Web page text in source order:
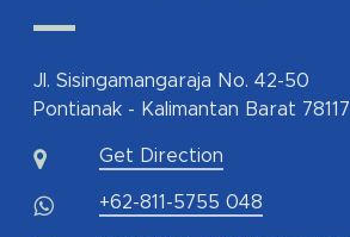
Jl. Sisingamangaraja No. 42-50
Pontianak - Kalimantan Barat 78117
Get Direction
+62-811-5755 048